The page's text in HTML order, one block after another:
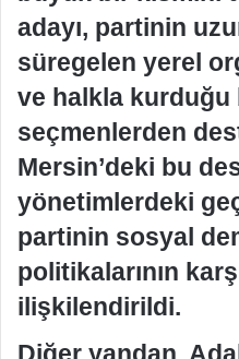
adayı, partinin
süregelen yerel
ve halkla kurduğu
seçmenlerden
Mersin’deki bu
yönetimlerdeki
partinin sosyal
politikalarının
ilişkilendirildi.